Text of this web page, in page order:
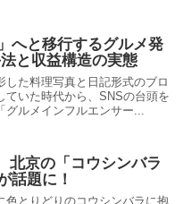
へと移行するグルメ発
と収益構造の実態
した料理写真と日記形式のブロ
ていた時代から、SNSの台頭を
グルメインフルエンサー...
北京の「コウシンバラ
話題に！
色とりどりのコウシンバラに抱